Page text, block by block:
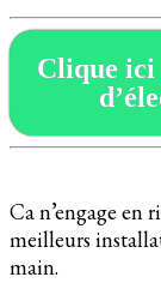
Clique
Ca n’engage en
meilleurs
main.